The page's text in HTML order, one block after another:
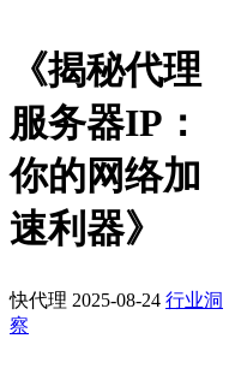
《揭秘代理
服务器IP：
你的网络加
速利器》
快代理 2025-08-24 行业洞
察